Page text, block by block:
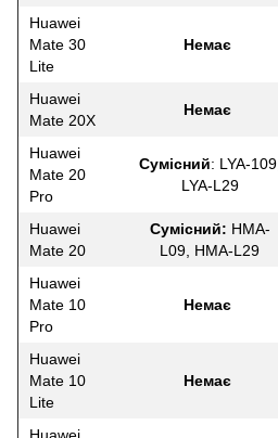
Huawei
Mate 30
Lite
Немає
Huawei
Mate 20X
Немає
Huawei
Mate 20
Pro
Сумісний: LYA-109,
LYA-L29
Huawei
Mate 20
Сумісний: HMA-
L09, HMA-L29
Huawei
Mate 10
Pro
Немає
Huawei
Mate 10
Lite
Немає